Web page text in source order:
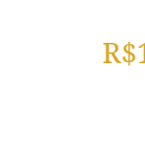
R$